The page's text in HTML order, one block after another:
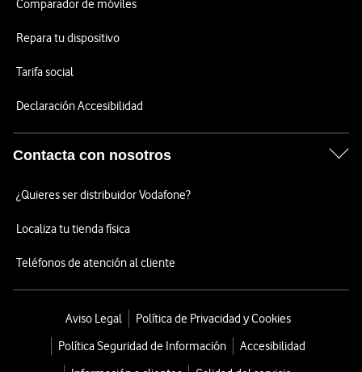
Comparador de móviles
Repara tu dispositivo
Tarifa social
Declaración Accesibilidad
Contacta con nosotros
¿Quieres ser distribuidor Vodafone?
Localiza tu tienda física
Teléfonos de atención al cliente
Aviso Legal
Política de Privacidad y Cookies
Política Seguridad de Información
Accesibilidad